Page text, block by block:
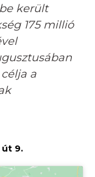
került
175 millió
a
út 9.